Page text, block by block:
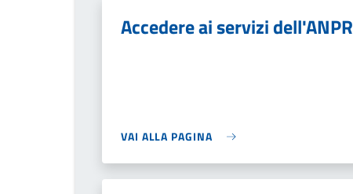
Accedere ai servizi dell'ANPR
VAI ALLA PAGINA